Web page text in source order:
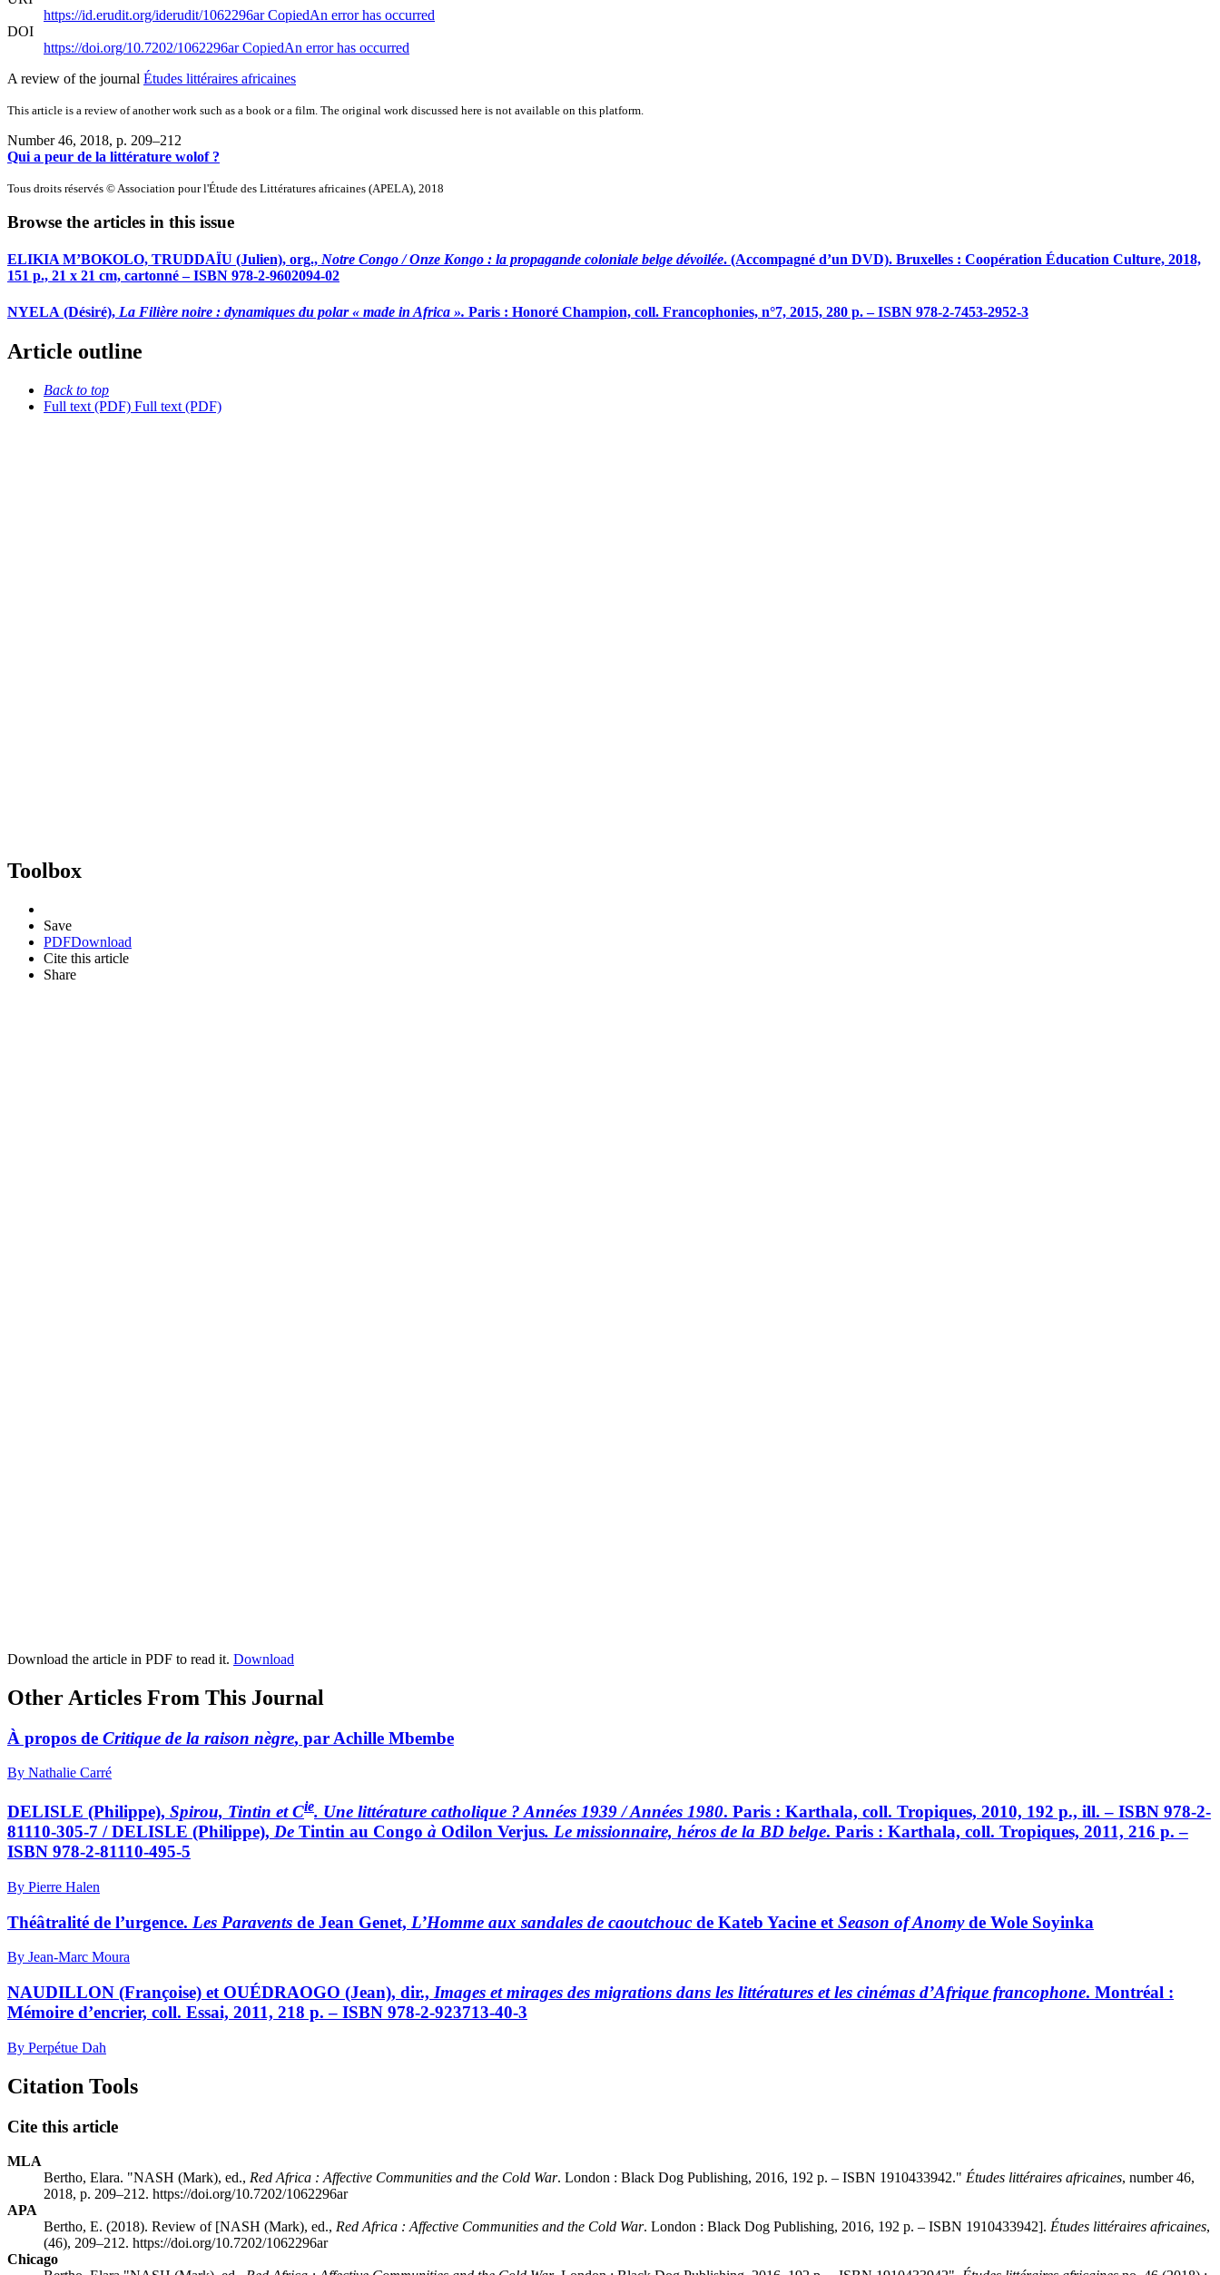
https://id.erudit.org/iderudit/1062296arCopiedAn error has occurred
DOI
https://doi.org/10.7202/1062296arCopiedAn error has occurred
A review of the journal Études littéraires africaines
This article is a review of another work such as a book or a film. The original work discussed here is not available on this platform.
Number 46, 2018, p. 209–212
Qui a peur de la littérature wolof ?
Tous droits réservés © Association pour l'Étude des Littératures africaines (APELA), 2018
Browse the articles in this issue
ELIKIA M’BOKOLO, TRUDDAÏU (Julien), org., Notre Congo / Onze Kongo : la propagande coloniale belge dévoilée. (Accompagné d’un DVD). Bruxelles : Coopération Éducation Culture, 2018,
151 p., 21 x 21 cm, cartonné – ISBN 978-2-9602094-02
NYELA (Désiré), La Filière noire : dynamiques du polar « made in Africa ». Paris : Honoré Champion, coll. Francophonies, n°7, 2015, 280 p. – ISBN 978-2-7453-2952-3
Article outline
Back to top
Full text (PDF) Full text (PDF)
Toolbox
Save
PDFDownload
Cite this article
Share
Download the article in PDF to read it. Download
Other Articles From This Journal
À propos de Critique de la raison nègre, par Achille Mbembe
By Nathalie Carré
DELISLE (Philippe), Spirou, Tintin et Cie. Une littérature catholique ? Années 1939 / Années 1980. Paris : Karthala, coll. Tropiques, 2010, 192 p., ill. – ISBN 978-2-
81110-305-7 / DELISLE (Philippe), De Tintin au Congo à Odilon Verjus. Le missionnaire, héros de la BD belge. Paris : Karthala, coll. Tropiques, 2011, 216 p. –
ISBN 978-2-81110-495-5
By Pierre Halen
Théâtralité de l’urgence. Les Paravents de Jean Genet, L’Homme aux sandales de caoutchouc de Kateb Yacine et Season of Anomyde Wole Soyinka
By Jean-Marc Moura
NAUDILLON (Françoise) et OUÉDRAOGO (Jean), dir., Images et mirages des migrations dans les littératures et les cinémas d’Afrique francophone. Montréal :
Mémoire d’encrier, coll. Essai, 2011, 218 p. – ISBN 978-2-923713-40-3
By Perpétue Dah
Citation Tools
Cite this article
MLA
Bertho, Elara. "NASH (Mark), ed., Red Africa : Affective Communities and the Cold War. London : Black Dog Publishing, 2016, 192 p. – ISBN 1910433942." Études littéraires africaines, number 46,
2018, p. 209–212. https://doi.org/10.7202/1062296ar
APA
Bertho, E. (2018). Review of [NASH (Mark), ed., Red Africa : Affective Communities and the Cold War. London : Black Dog Publishing, 2016, 192 p. – ISBN 1910433942]. Études littéraires africaines,
(46), 209–212. https://doi.org/10.7202/1062296ar
Chicago